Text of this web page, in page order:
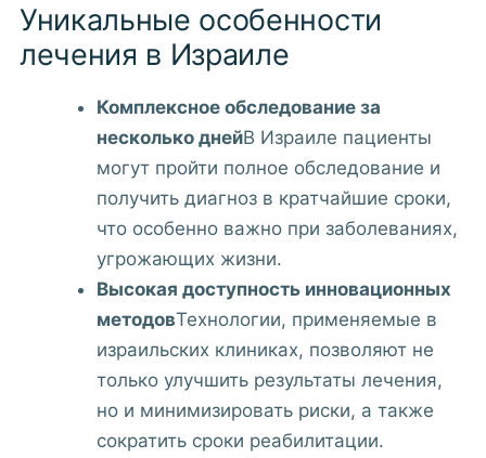
Уникальные особенности
лечения в Израиле
Комплексное обследование за
несколько днейВ Израиле пациенты
могут пройти полное обследование и
получить диагноз в кратчайшие сроки,
что особенно важно при заболеваниях,
угрожающих жизни.
Высокая доступность инновационных
методовТехнологии, применяемые в
израильских клиниках, позволяют не
только улучшить результаты лечения,
но и минимизировать риски, а также
сократить сроки реабилитации.